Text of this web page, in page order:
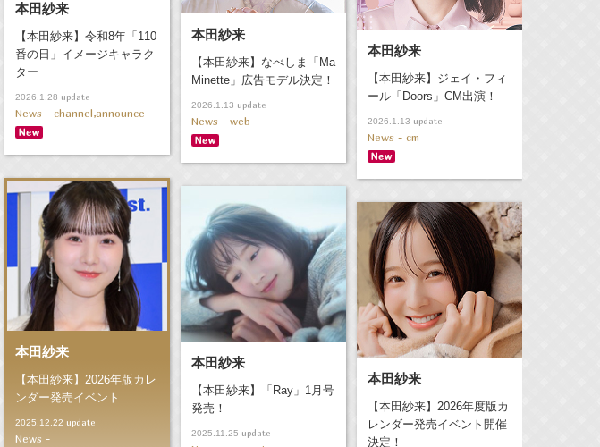
本田紗来
【本田紗来】令和8年「110
番の日」イメージキャラク
ター
2026.1.28 update
News - channel,announce
本田紗来
【本田紗来】なべしま「Ma
Minette」広告モデル決定！
2026.1.13 update
News - web
本田紗来
【本田紗来】ジェイ・フィ
ール「Doors」CM出演！
2026.1.13 update
News - cm
本田紗来
【本田紗来】2026年版カレ
ンダー発売イベント
2025.12.22 update
News -
本田紗来
【本田紗来】「Ray」1月号
発売！
2025.11.25 update
本田紗来
【本田紗来】2026年度版カ
レンダー発売イベント開催
決定！